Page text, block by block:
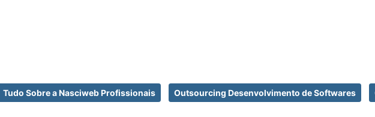
Tudo Sobre a Nasciweb Profissionais Outsourcing Desenvolvimento de Softwares